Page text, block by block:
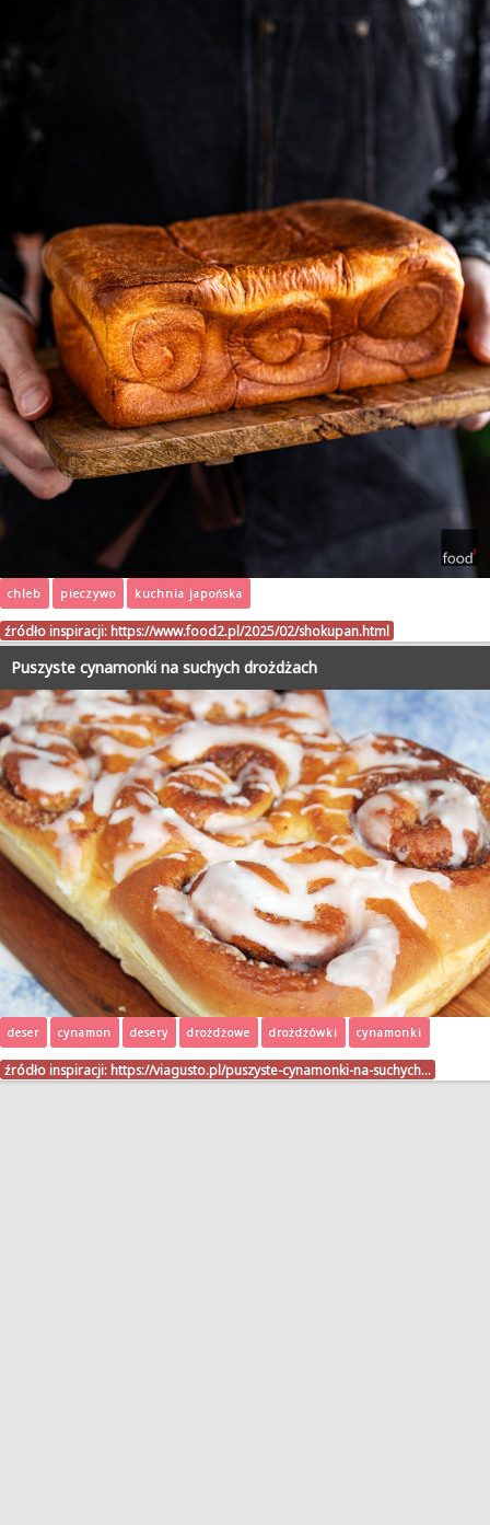
chleb pieczywo kuchnia japońska
źródło inspiracji: https://www.food2.pl/2025/02/shokupan.html
Puszyste cynamonki na suchych drożdżach
deser cynamon desery drożdżowe drożdżówki cynamonki
źródło inspiracji: https://viagusto.pl/puszyste-cynamonki-na-suchych…